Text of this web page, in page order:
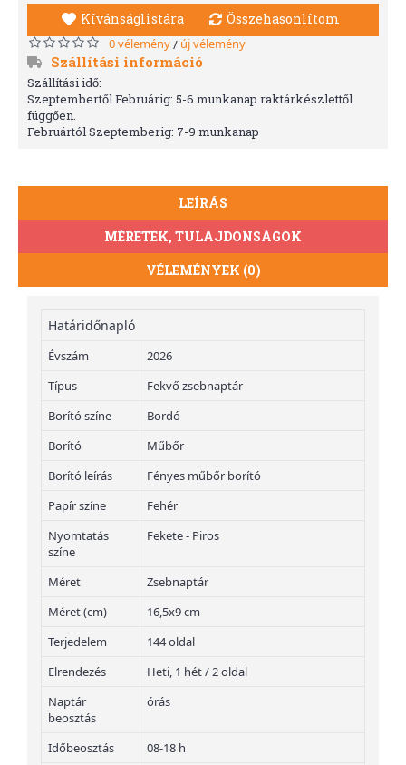
Kívánságlistára Összehasonlítom
0 vélemény/ új vélemény
Szállítási információ
Szállítási idő:
Szeptembertől Februárig: 5-6 munkanap raktárkészlettől
függően.
Februártól Szeptemberig: 7-9 munkanap
LEÍRÁS
MÉRETEK, TULAJDONSÁGOK
VÉLEMÉNYEK (0)
Határidőnapló
Évszám
2026
Típus
Fekvő zsebnaptár
Borító színe
Bordó
Borító
Műbőr
Borító leírás
Fényes műbőr borító
Papír színe
Fehér
Nyomtatás
színe
Fekete - Piros
Méret
Zsebnaptár
Méret (cm)
16,5x9 cm
Terjedelem
144 oldal
Elrendezés
Heti, 1 hét / 2 oldal
Naptár
beosztás
órás
Időbeosztás
08-18 h